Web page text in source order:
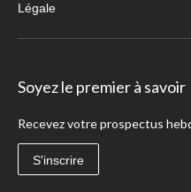
Légale
Soyez le premier à savoir
Recevez votre prospectus
S'inscrire